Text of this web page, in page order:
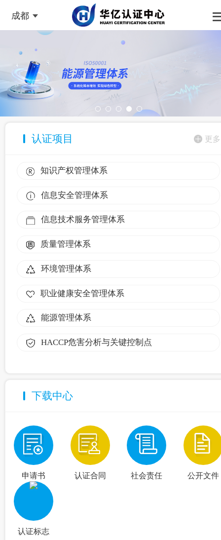
成都
认证项目 更多
知识产权管理体系
信息安全管理体系
信息技术服务管理体系
质量管理体系
环境管理体系
职业健康安全管理体系
能源管理体系
HACCP危害分析与关键控制点
下载中心
申请书 认证合同 社会责任 公开文件
认证标志